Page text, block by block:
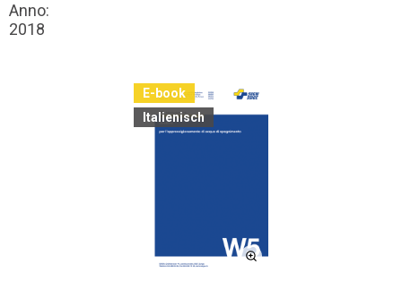
Anno:
2018
E-book
Italienisch